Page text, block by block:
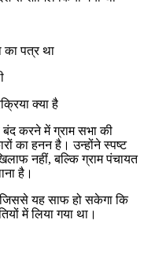
का पत्र था
क्या है
करने में ग्राम सभा की
का हनन है। उन्होंने स्पष्ट
नहीं, बल्कि ग्राम पंचायत
है।
यह साफ हो सकेगा कि
में लिया गया था।